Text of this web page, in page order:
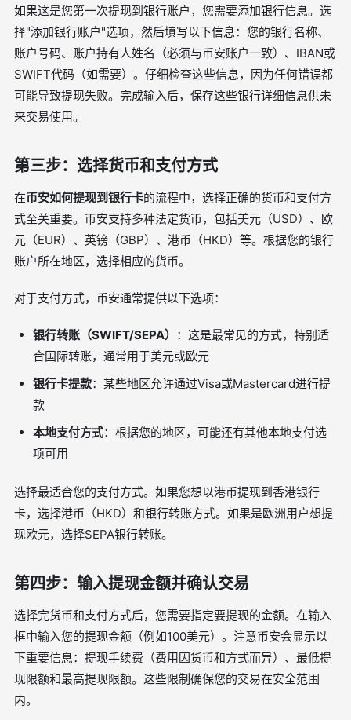
如果这是您第一次提现到银行账户，您需要添加银行信息。选
择"添加银行账户"选项，然后填写以下信息：您的银行名称、
账户号码、账户持有人姓名（必须与币安账户一致）、IBAN或
SWIFT代码（如需要）。仔细检查这些信息，因为任何错误都
可能导致提现失败。完成输入后，保存这些银行详细信息供未
来交易使用。
第三步：选择货币和支付方式
在币安如何提现到银行卡的流程中，选择正确的货币和支付方
式至关重要。币安支持多种法定货币，包括美元（USD）、欧
元（EUR）、英镑（GBP）、港币（HKD）等。根据您的银行
账户所在地区，选择相应的货币。
对于支付方式，币安通常提供以下选项：
银行转账（SWIFT/SEPA） ：这是最常见的方式，特别适
合国际转账，通常用于美元或欧元
银行卡提款：某些地区允许通过Visa或Mastercard进行提
款
本地支付方式：根据您的地区，可能还有其他本地支付选
项可用
选择最适合您的支付方式。如果您想以港币提现到香港银行
卡，选择港币（HKD）和银行转账方式。如果是欧洲用户想提
现欧元，选择SEPA银行转账。
第四步：输入提现金额并确认交易
选择完货币和支付方式后，您需要指定要提现的金额。在输入
框中输入您的提现金额（例如100美元）。注意币安会显示以
下重要信息：提现手续费（费用因货币和方式而异）、最低提
现限额和最高提现限额。这些限制确保您的交易在安全范围
内。